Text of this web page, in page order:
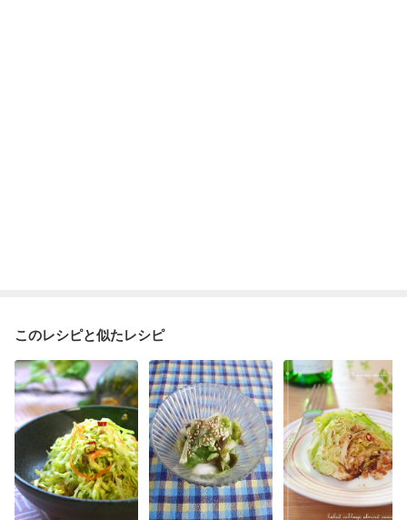
このレシピと似たレシピ